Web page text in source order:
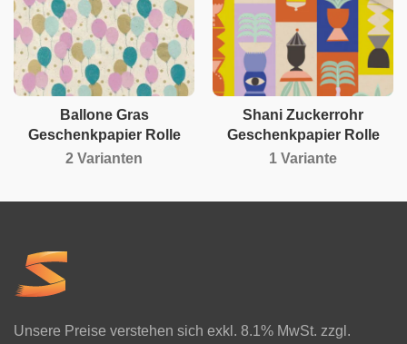
Ballone Gras
Geschenkpapier Rolle
2 Varianten
Shani Zuckerrohr
Geschenkpapier Rolle
1 Variante
Unsere Preise verstehen sich exkl. 8.1% MwSt. zzgl.